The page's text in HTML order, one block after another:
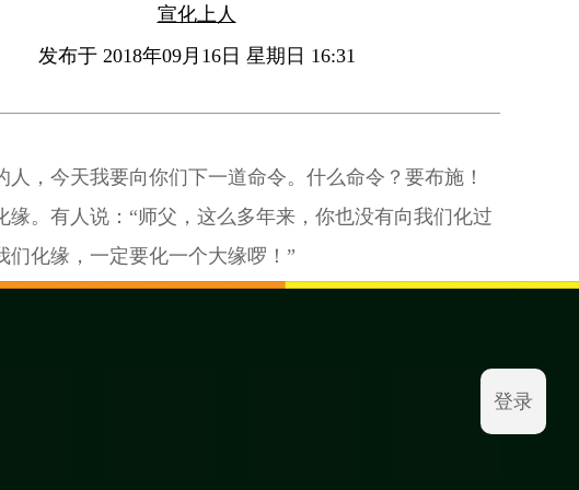
宣化上人
发布于 2018年09月16日 星期日 16:31
人，今天我要向你们下一道命令。什么命令？要布施！
缘。有人说：“师父，这么多年来，你也没有向我们化过
们化缘，一定要化一个大缘啰！”
登录